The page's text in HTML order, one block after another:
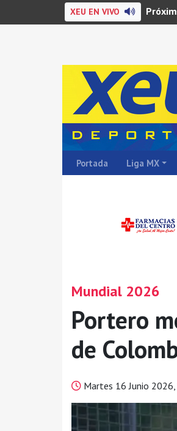
XEU EN VIVO
Portada Liga MX
Mundial 2026
Portero
de
Martes 16 Junio